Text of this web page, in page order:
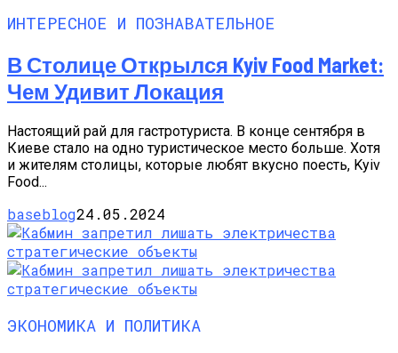
ИНТЕРЕСНОЕ И ПОЗНАВАТЕЛЬНОЕ
В Столице Открылся Kyiv Food Market:
Чем Удивит Локация
Настоящий рай для гастротуриста. В конце сентября в
Киеве стало на одно туристическое место больше. Хотя
и жителям столицы, которые любят вкусно поесть, Kyiv
Food...
baseblog24.05.2024
ЭКОНОМИКА И ПОЛИТИКА